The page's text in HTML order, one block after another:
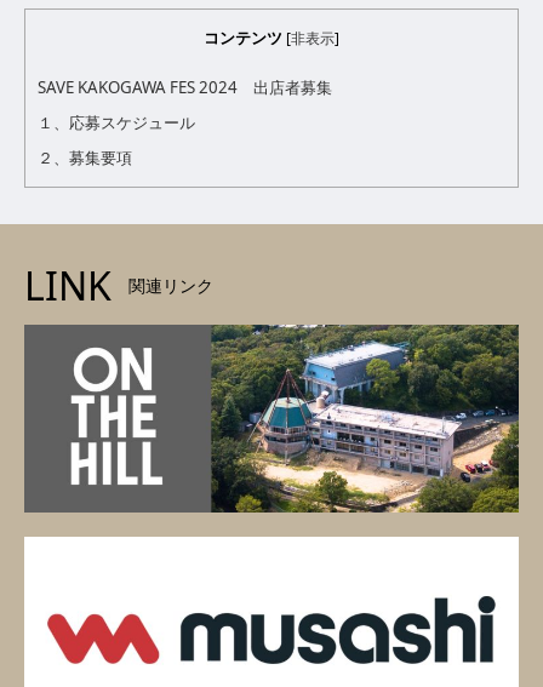
コンテンツ [非表示]
SAVE KAKOGAWA FES 2024 出店者募集
１、応募スケジュール
２、募集要項
LINK 関連リンク